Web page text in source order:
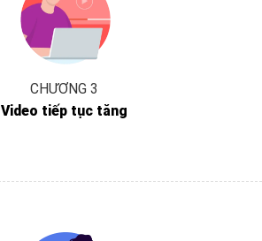
CHƯƠNG 3
Video tiếp tục tăng